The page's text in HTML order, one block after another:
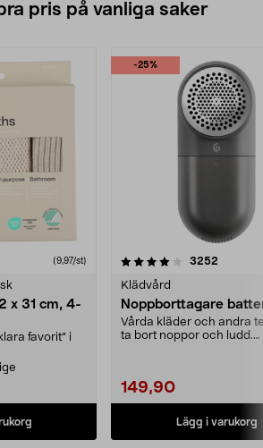
pris på vanliga saker
(9,97/st)
x 31 cm, 4-
favorit” i
-25%
3252
Klädvård
Noppborttagare
Vårda kläder och andra
ta bort noppor och ludd.
149,90
Lägg i varukorg
4.5av 5 stjärnor